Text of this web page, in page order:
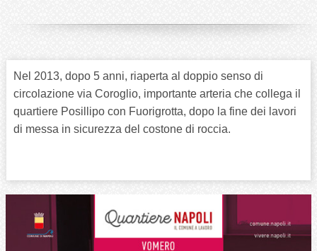
Nel 2013, dopo 5 anni, riaperta al doppio senso di
circolazione via Coroglio, importante arteria che collega il
quartiere Posillipo con Fuorigrotta, dopo la fine dei lavori
di messa in sicurezza del costone di roccia.